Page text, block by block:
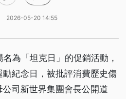
2026-05-20 14:55
為「坦克日」的促銷活動，
動紀念日，被批評消費歷史傷
司新世界集團會長公開道